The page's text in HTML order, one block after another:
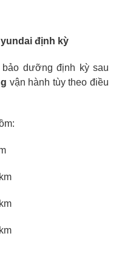
định kỳ
dưỡng định kỳ sau
vận hành tùy theo điều